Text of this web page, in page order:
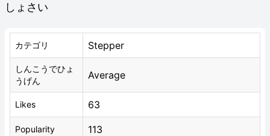
しょさい
カテゴリ Stepper
しんこうでひょ
うげん
Average
Likes 63
Popularity 113